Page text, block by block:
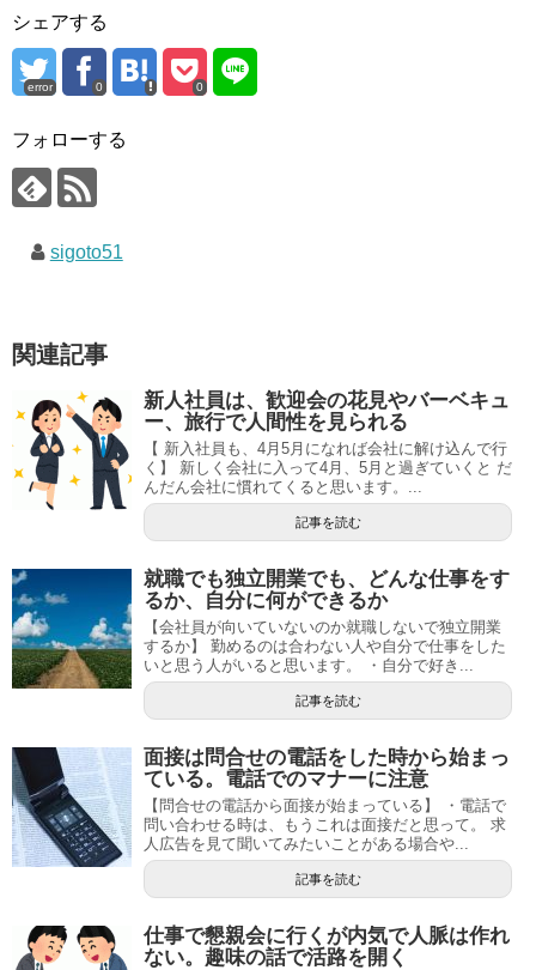
シェアする
error 0 0
フォローする
sigoto51
関連記事
新人社員は、歓迎会の花見やバーベキュ
ー、旅行で人間性を見られる
【 新入社員も、4月5月になれば会社に解け込んで行
く】 新しく会社に入って4月、5月と過ぎていくと だ
んだん会社に慣れてくると思います。...
記事を読む
就職でも独立開業でも、どんな仕事をす
るか、自分に何ができるか
【会社員が向いていないのか就職しないで独立開業
するか】 勤めるのは合わない人や自分で仕事をした
いと思う人がいると思います。 ・自分で好き...
記事を読む
面接は問合せの電話をした時から始まっ
ている。電話でのマナーに注意
【問合せの電話から面接が始まっている】 ・電話で
問い合わせる時は、もうこれは面接だと思って。 求
人広告を見て聞いてみたいことがある場合や...
記事を読む
仕事で懇親会に行くが内気で人脈は作れ
ない。趣味の話で活路を開く